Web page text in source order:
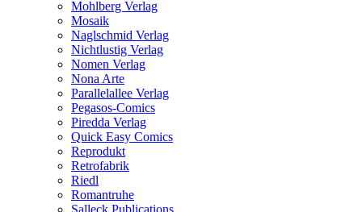
Mohlberg Verlag
Mosaik
Naglschmid Verlag
Nichtlustig Verlag
Nomen Verlag
Nona Arte
Parallelallee Verlag
Pegasos-Comics
Piredda Verlag
Quick Easy Comics
Reprodukt
Retrofabrik
Riedl
Romantruhe
Salleck Publications